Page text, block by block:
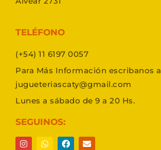
TELÉFONO
(+54) 11 6197 0057
Para Más Información escribanos a
jugueteriascaty@gmail.com
Lunes a sábado de 9 a 20 Hs.
SEGUINOS: